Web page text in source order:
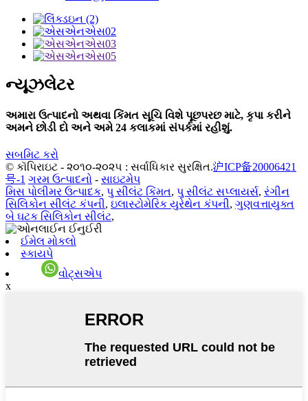
ન્યૂઝલેટર
અમારા ઉત્પાદનો અથવા કિંમત સૂચિ વિશે પૂછપરછ માટે, કૃપા કરીને
અમને છોડી દો અને અમે 24 કલાકમાં સંપર્કમાં રહીશું.
સબમિટ કરો
© કૉપિરાઇટ - ૨૦૧૦-૨૦૨૫ : સર્વાધિકાર સુરક્ષિત.沪ICP备20006421
号-1 ગરમ ઉત્પાદનો - સાઇટમેપ
મિસ પોલીમર ઉત્પાદક, પુ સીલંટ કિંમત, પુ સીલંટ સપ્લાયર્સ, રંગીન
સિલિકોન સીલંટ કંપની, ઇલાસ્ટોમેરિક યુરેથેન કંપની, ગુણવત્તાયુક્ત
બે ઘટક સિલિકોન સીલંટ,
ઈમેલ મોકલો
સ્કાયપે
વોટ્સએપ
x